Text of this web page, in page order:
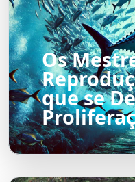
Os
que se